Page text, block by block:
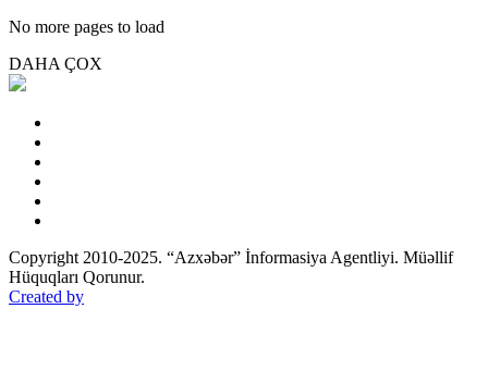
No more pages to load
DAHA ÇOX
Copyright 2010-2025. “Azxəbər” İnformasiya Agentliyi. Müəllif
Hüquqları Qorunur.
Created by